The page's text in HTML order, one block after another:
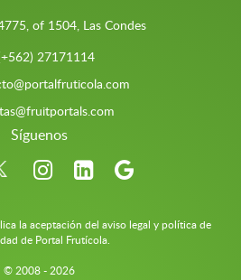
of 1504, Las Condes
27171114
Síguenos
la aceptación del aviso legal y política de
de Portal Frutícola.
© 2008 - 2026